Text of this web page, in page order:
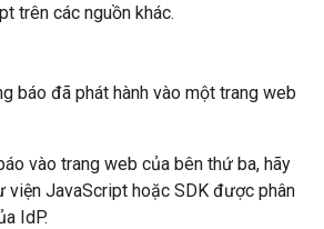
trên các nguồn khác.
báo đã phát hành vào một trang web
vào trang web của bên thứ ba, hãy
viện JavaScript hoặc SDK được phân
IdP.